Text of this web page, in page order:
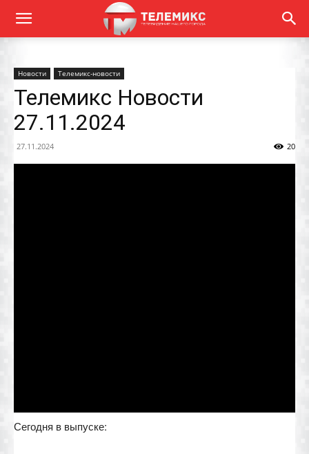
Новости Телемикс-новости
Телемикс Новости
27.11.2024
27.11.2024 20
Сегодня в выпуске: